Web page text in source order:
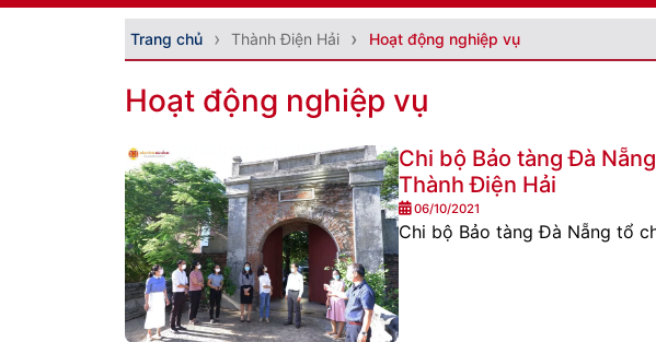
Trang chủ Thành Điện Hải Hoạt động nghiệp vụ
Hoạt động nghiệp vụ
Chi bộ Bảo tàng Đà
Thành Điện Hải
06/10/2021
Chi bộ Bảo tàng Đà Nẵng tổ